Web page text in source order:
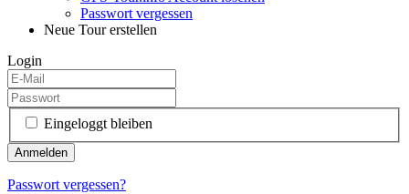
Passwort vergessen
Neue Tour erstellen
Login
Eingeloggt bleiben
Passwort vergessen?